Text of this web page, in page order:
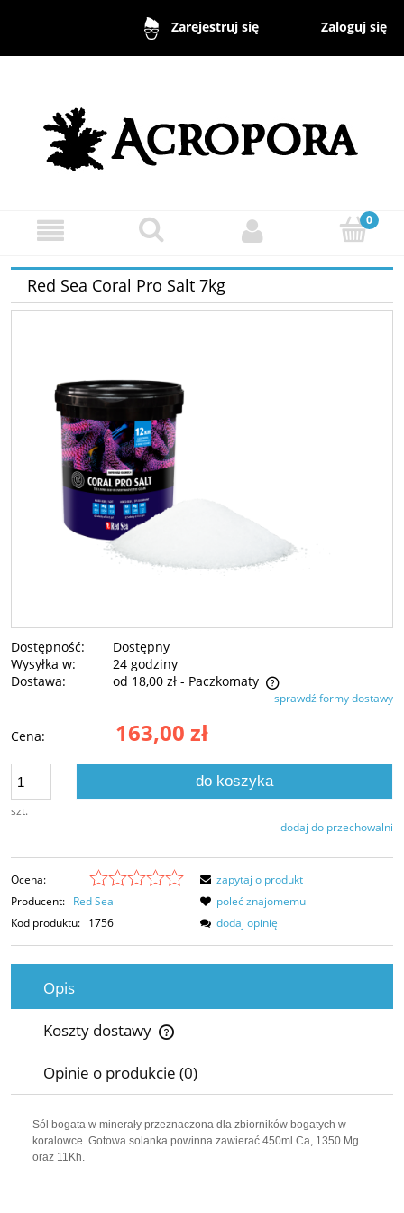
Zarejestruj się Zaloguj się
Red Sea Coral Pro Salt 7kg
Dostępność:
Dostępny
Wysyłka w:
24 godziny
Dostawa:
od 18,00 zł - Paczkomaty
Cena nie zawiera ewentualnych kosztów płatnościsprawdź formy dostawy
Cena: 163,00 zł
szt.
do koszyka
dodaj do przechowalni
Ocena:
Producent: Red Sea
Kod produktu: 1756
zapytaj o produkt
poleć znajomemu
dodaj opinię
Opis
Koszty dostawy
Cena nie zawiera ewentualnych kosztów płatności
Opinie o produkcie (0)
Sól bogata w minerały przeznaczona dla zbiorników bogatych w
koralowce. Gotowa solanka powinna zawierać 450ml Ca, 1350 Mg
oraz 11Kh.